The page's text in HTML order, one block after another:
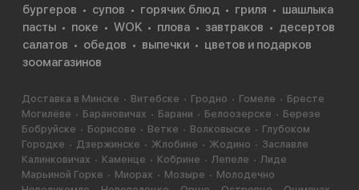
бургеров
супов горячих блюд гриля
шашлыка
пасты
поке WOK плова завтраков
десертов
салатов
обедов выпечки
цветов и подарков
зоомагазинов
Доставка в Минске Витебске Гродно Гомеле
Бресте
Могилёве
Барановичах Барани Белоозерске
Березе
Бобруйске
Борисове Ветке Волковыске
Глубоком
Городке
Дзержинске Жлобине Жодино
Заславле
Калинковичах
Каменце Кобрине Лепеле
Лиде
Марьиной Горке
Миорах Мозыре
Молодечно